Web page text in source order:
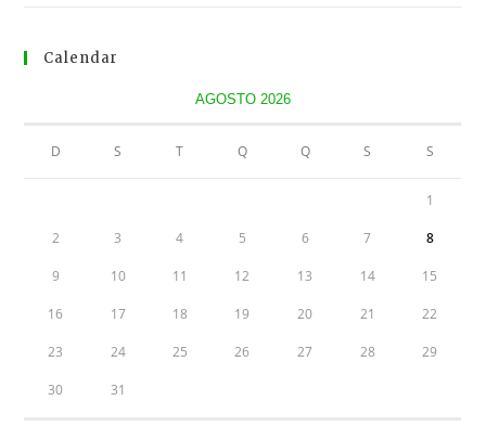
Calendar
AGOSTO 2026
D S T Q Q S S
1
2 3 4 5 6 7 8
9 10 11 12 13 14 15
16 17 18 19 20 21 22
23 24 25 26 27 28 29
30 31